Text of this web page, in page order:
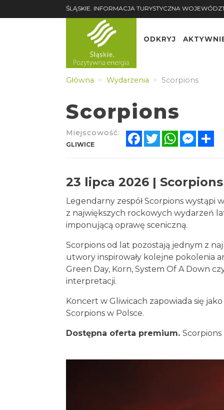
ŚLĄSKIE. INFORMACJA TURYSTYCZNA
ODKRYJ
Główna Wydarzenia Scorpions
Scorpions
Miejscowość:
GLIWICE
FacebookTwitterWhatsApp
23 lipca 2026 | Scorpions
Legendarny zespół Scorpions
z największych rockowych wydarzeń
imponującą oprawę sceniczną.
Scorpions od lat pozostają jednym z
utwory inspirowały kolejne pokolenia
Green Day, Korn, System Of A Down
interpretacji.
Koncert w Gliwicach zapowiada się
Scorpions w Polsce.
Dostępna oferta premium.